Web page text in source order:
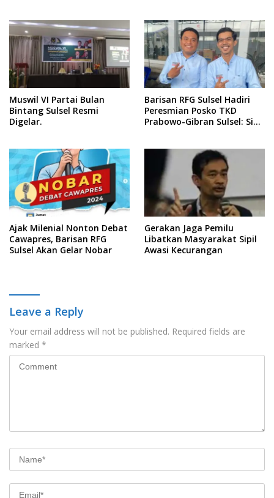
Muswil VI Partai Bulan
Bintang Sulsel Resmi
Digelar.
Barisan RFG Sulsel Hadiri
Peresmian Posko TKD
Prabowo-Gibran Sulsel: Siap
Ajak Milenial Nonton Debat
Cawapres, Barisan RFG
Sulsel Akan Gelar Nobar
Gerakan Jaga Pemilu
Libatkan Masyarakat Sipil
Awasi Kecurangan
Leave a Reply
Your email address will not be published. Required fields are
marked *